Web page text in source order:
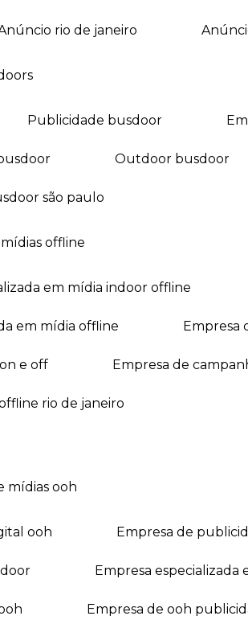
anúncio rio de janeiro
publicidade busdoor
outdoor busdoor
são paulo
mídias offline
em mídia indoor offline
em mídia offline
e off empresa de
rio de janeiro
mídias ooh
ooh empresa de
empresa especializada
empresa de ooh